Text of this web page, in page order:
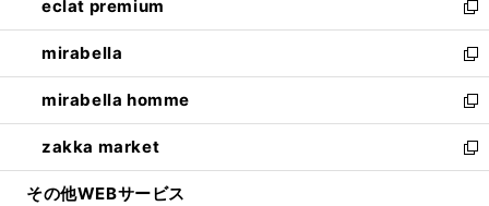
く
で
開
く
ド
ウ
で
開
く
ィ
ン
ド
ウ
で
開
く
い
ウ
ィ
ン
ド
ウ
で
開
eclat premium
新
し
い
ウ
ィ
ン
ド
ウ
mirabella
新
し
い
ウ
ィ
ン
mirabella homme
新
し
い
ウ
zakka market
新
し
その他WEBサービス